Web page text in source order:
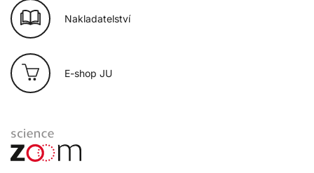
Nakladatelství
E-shop JU